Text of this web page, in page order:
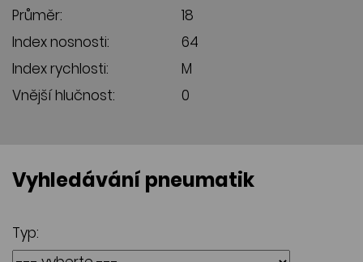
Průměr:
18
Index nosnosti:
64
Index rychlosti:
M
Vnější hlučnost:
0
Vyhledávání pneumatik
Typ: